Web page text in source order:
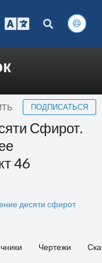
ПОДПИСАТЬСЯ
Сфирот.
46
десяти сфирот
Чертежи